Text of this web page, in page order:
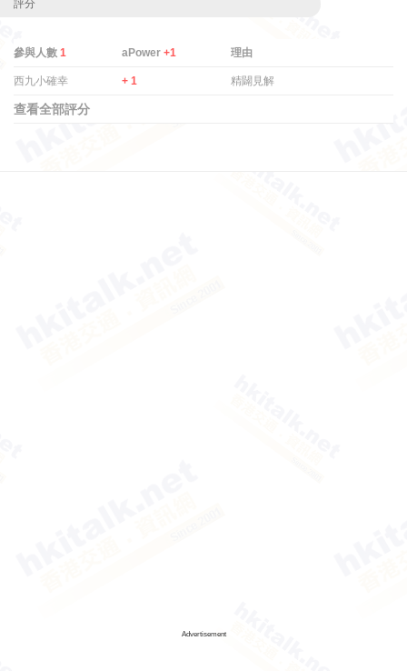
評分
參與人數 1 aPower+1 理由
西九小確幸 + 1 精闢見解
查看全部評分
Advertisement